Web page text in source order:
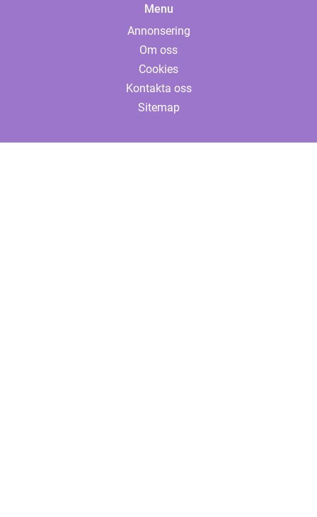
Menu
Annonsering
Om oss
Cookies
Kontakta oss
Sitemap